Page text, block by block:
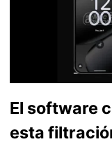
El software
esta